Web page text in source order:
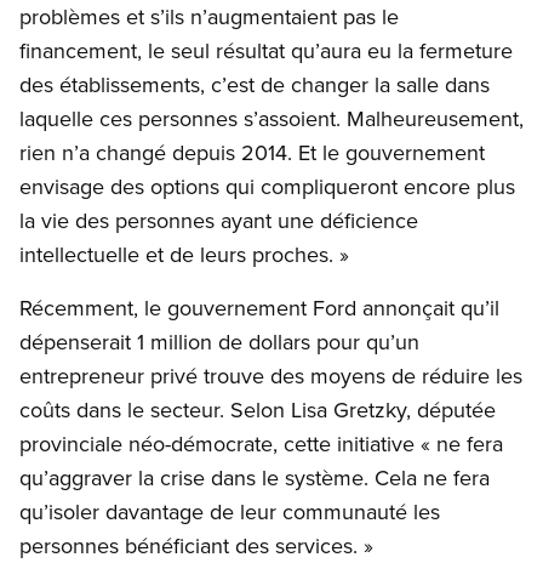
problèmes et s’ils n’augmentaient pas le
financement, le seul résultat qu’aura eu la fermeture
des établissements, c’est de changer la salle dans
laquelle ces personnes s’assoient. Malheureusement,
rien n’a changé depuis 2014. Et le gouvernement
envisage des options qui compliqueront encore plus
la vie des personnes ayant une déficience
intellectuelle et de leurs proches. »
Récemment, le gouvernement Ford annonçait qu’il
dépenserait 1 million de dollars pour qu’un
entrepreneur privé trouve des moyens de réduire les
coûts dans le secteur. Selon Lisa Gretzky, députée
provinciale néo-démocrate, cette initiative « ne fera
qu’aggraver la crise dans le système. Cela ne fera
qu’isoler davantage de leur communauté les
personnes bénéficiant des services. »